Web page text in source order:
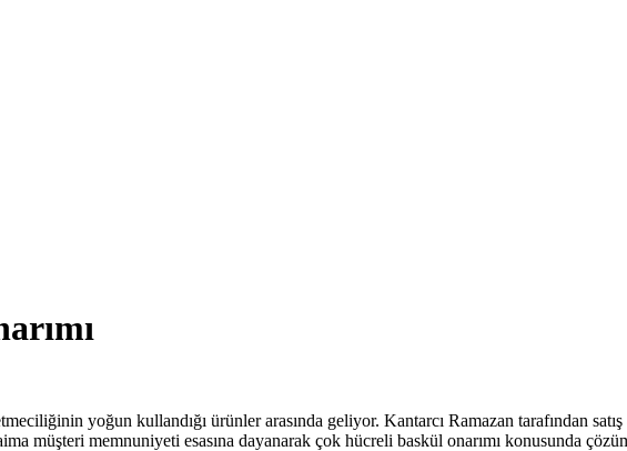
yoğun kullandığı ürünler arasında geliyor. Kantarcı Ramazan tarafından
müşteri memnuniyeti esasına dayanarak çok hücreli baskül onarımı konusunda